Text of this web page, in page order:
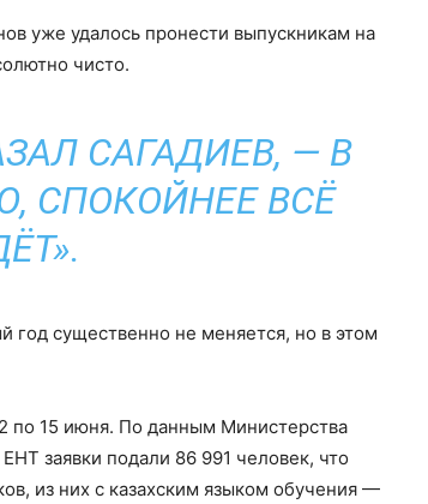
уже удалось пронести выпускникам на
чисто.
САГАДИЕВ, — В
СПОКОЙНЕЕ ВСЁ
год существенно не меняется, но в этом
по 15 июня. По данным Министерства
заявки подали 86 991 человек, что
из них с казахским языком обучения —